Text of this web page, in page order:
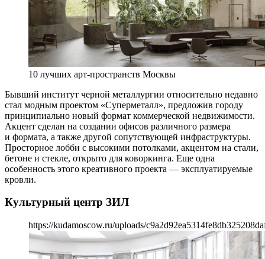
10 лучших арт-пространств Москвы
Бывший институт черной металлургии относительно недавно
стал модным проектом «Суперметалл», предложив городу
принципиально новый формат коммерческой недвижимости.
Акцент сделан на создании офисов различного размера
и формата, а также другой сопутствующей инфраструктуры.
Просторное лобби с высокими потолками, акцентом на стали,
бетоне и стекле, открыто для коворкинга. Еще одна
особенность этого креативного проекта — эксплуатируемые
кровли.
Культурный центр ЗИЛ
https://kudamoscow.ru/uploads/